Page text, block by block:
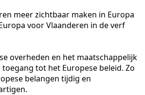
meer zichtbaar maken in Europa
voor Vlaanderen in de verf
overheden en het maatschappelijk
tot het Europese beleid. Zo
belangen tijdig en